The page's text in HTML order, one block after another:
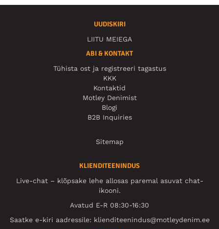
UUDISKIRI
LIITU MEIEGA
ABI & KONTAKT
Tühista ost ja registreeri tagastus
KKK
Kontaktid
Motley Denimist
Blogi
B2B Inquiries
Sitemap
KLIENDITEENINDUS
Live-chat – klõpsake lehe allosas paremal asuvat chat-
ikooni.
Avatud E-R 08:30-16:30
Saatke e-kiri aadressile: klienditeenindus@motleydenim.ee